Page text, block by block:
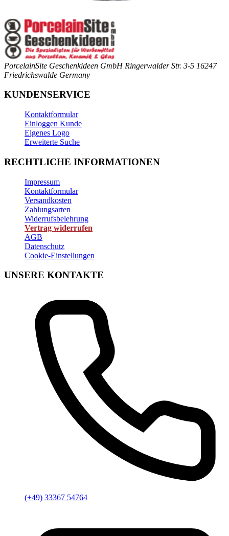
PorcelainSite Geschenkideen GmbH Ringerwalder Str. 3-5 16247
Friedrichswalde Germany
KUNDENSERVICE
Kontaktformular
Einloggen Kunde
Eigenes Logo
Erweiterte Suche
RECHTLICHE INFORMATIONEN
Impressum
Kontaktformular
Versandkosten
Zahlungsarten
Widerrufsbelehrung
Vertrag widerrufen
AGB
Datenschutz
Cookie-Einstellungen
UNSERE KONTAKTE
(+49) 33367 54764